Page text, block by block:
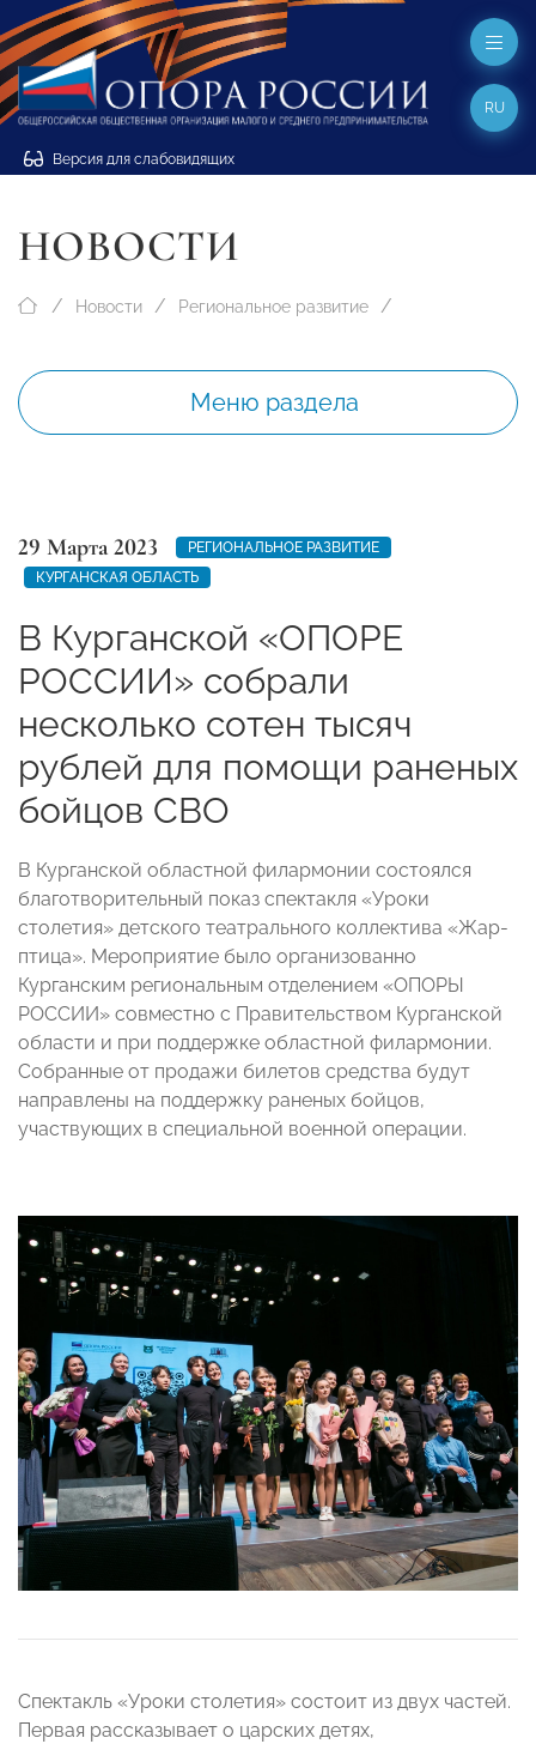
Версия для слабовидящих
RU
НОВОСТИ
Новости Региональное развитие
Меню раздела
29 Марта 2023
РЕГИОНАЛЬНОЕ РАЗВИТИЕ
КУРГАНСКАЯ ОБЛАСТЬ
В Курганской «ОПОРЕ
РОССИИ» собрали
несколько сотен тысяч
рублей для помощи раненых
бойцов СВО
В Курганской областной филармонии состоялся
благотворительный показ спектакля «Уроки
столетия» детского театрального коллектива «Жар-
птица». Мероприятие было организованно
Курганским региональным отделением «ОПОРЫ
РОССИИ» совместно с Правительством Курганской
области и при поддержке областной филармонии.
Собранные от продажи билетов средства будут
направлены на поддержку раненых бойцов,
участвующих в специальной военной операции.
Спектакль «Уроки столетия» состоит из двух частей.
Первая рассказывает о царских детях,